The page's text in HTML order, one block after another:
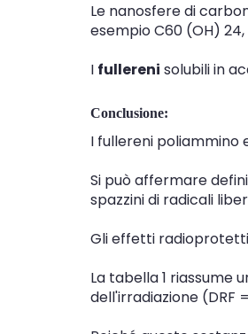
Le nanosfere di
esempio C60 (OH)
I fullereni solubili in
Conclusione:
I fullereni poliammino
Si può affermare
spazzini di radicali
Gli effetti
La tabella 1 riassume
dell'irradiazione (DRF